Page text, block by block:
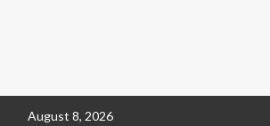
August 8, 2026